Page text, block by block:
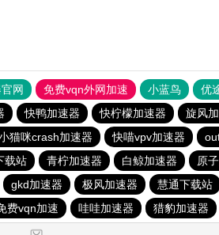
网 免费vqn外网加速 小蓝鸟 优
快鸭加速器 快柠檬加速器 旋风
猫咪crash加速器 快喵vpv加速器
载站 青柠加速器 白鲸加速器 原
gkd加速器 极风加速器 慧通下载站
费vqn加速 哇哇加速器 猎豹加速器